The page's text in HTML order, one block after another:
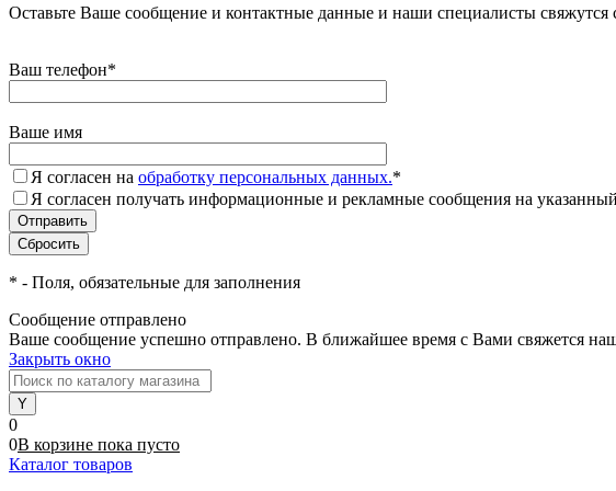
Оставьте Ваше сообщение и контактные данные и наши специалисты
Ваш телефон*
Ваше имя
Я согласен на обработку персональных данных.*
Я согласен получать информационные и рекламные сообщения на
* - Поля, обязательные для заполнения
Сообщение отправлено
Ваше сообщение успешно отправлено. В ближайшее время с Вами свяжется
Закрыть окно
0
0В корзине пока пусто
Каталог товаров